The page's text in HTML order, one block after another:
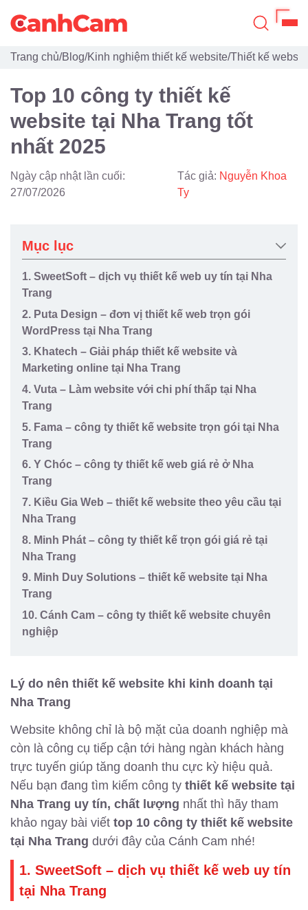
Trang Chủ
Giới Thiệu
Thiết Kế Website
Đã Thiết Kế
Dịch Vụ
Blog
Trang chủ/Blog/Kinh nghiệm thiết kế website/Thiết kế
Top 10 công ty thiết kế
website tại Nha Trang tốt
nhất 2025
Ngày cập nhật lần cuối:
27/07/2026
Tác giả: Nguyễn Khoa
Ty
Mục lục
1. SweetSoft – dịch vụ thiết kế web uy tín tại Nha
Trang
2. Puta Design – đơn vị thiết kế web trọn gói
WordPress tại Nha Trang
3. Khatech – Giải pháp thiết kế website và
Marketing online tại Nha Trang
4. Vuta – Làm website với chi phí thấp tại Nha
Trang
5. Fama – công ty thiết kế website trọn gói tại Nha
Trang
6. Y Chóc – công ty thiết kế web giá rẻ ở Nha
Trang
7. Kiều Gia Web – thiết kế website theo yêu cầu tại
Nha Trang
8. Minh Phát – công ty thiết kế trọn gói giá rẻ tại
Nha Trang
9. Minh Duy Solutions – thiết kế website tại Nha
Trang
10. Cánh Cam – công ty thiết kế website chuyên
nghiệp
Lý do nên thiết kế website khi kinh doanh tại
Nha Trang
Website không chỉ là bộ mặt của doanh nghiệp mà
còn là công cụ tiếp cận tới hàng ngàn khách hàng
trực tuyến giúp tăng doanh thu cực kỳ hiệu quả.
Nếu bạn đang tìm kiếm công ty thiết kế website tại
Nha Trang uy tín, chất lượng nhất thì hãy tham
khảo ngay bài viết top 10 công ty thiết kế website
tại Nha Trang dưới đây của Cánh Cam nhé!
1. SweetSoft – dịch vụ thiết kế web uy tín
tại Nha Trang